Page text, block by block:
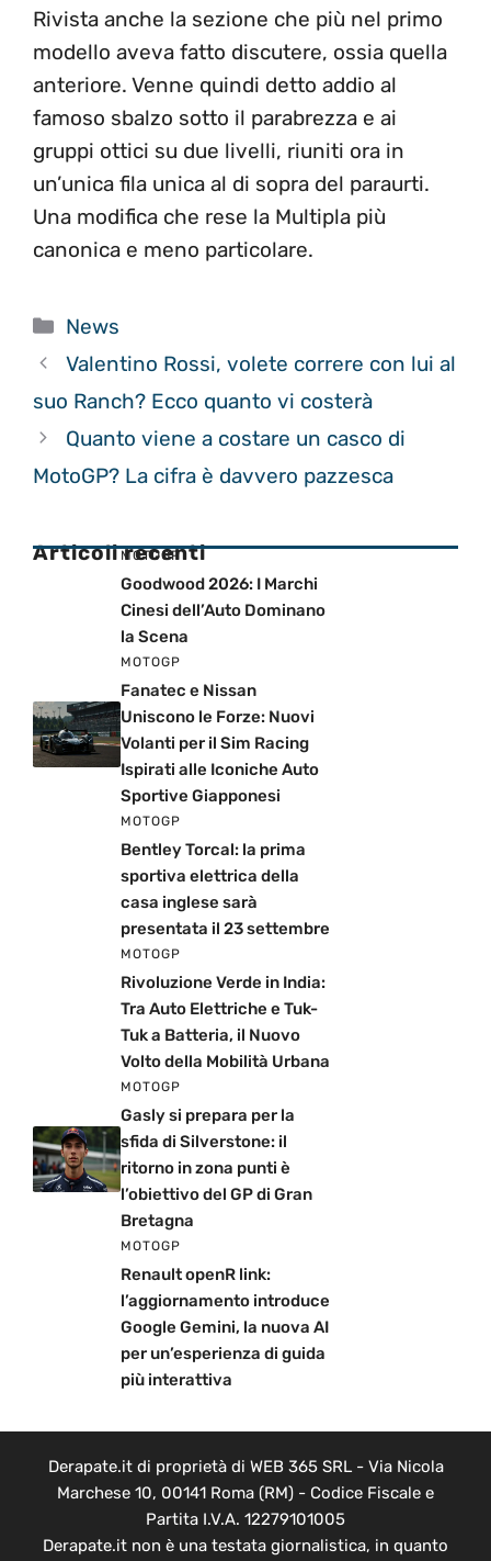
Rivista anche la sezione che più nel primo
modello aveva fatto discutere, ossia quella
anteriore. Venne quindi detto addio al
famoso sbalzo sotto il parabrezza e ai
gruppi ottici su due livelli, riuniti ora in
un’unica fila unica al di sopra del paraurti.
Una modifica che rese la Multipla più
canonica e meno particolare.
Categorie
News
Valentino Rossi, volete correre con lui al
suo Ranch? Ecco quanto vi costerà
Quanto viene a costare un casco di
MotoGP? La cifra è davvero pazzesca
Articoli recenti
MOTOGP
Goodwood 2026: I Marchi
Cinesi dell’Auto Dominano
la Scena
MOTOGP
Fanatec e Nissan
Uniscono le Forze: Nuovi
Volanti per il Sim Racing
Ispirati alle Iconiche Auto
Sportive Giapponesi
MOTOGP
Bentley Torcal: la prima
sportiva elettrica della
casa inglese sarà
presentata il 23 settembre
MOTOGP
Rivoluzione Verde in India:
Tra Auto Elettriche e Tuk-
Tuk a Batteria, il Nuovo
Volto della Mobilità Urbana
MOTOGP
Gasly si prepara per la
sfida di Silverstone: il
ritorno in zona punti è
l’obiettivo del GP di Gran
Bretagna
MOTOGP
Renault openR link:
l’aggiornamento introduce
Google Gemini, la nuova AI
per un’esperienza di guida
più interattiva
Derapate.it di proprietà di WEB 365 SRL - Via Nicola
Marchese 10, 00141 Roma (RM) - Codice Fiscale e
Partita I.V.A. 12279101005
Derapate.it non è una testata giornalistica, in quanto